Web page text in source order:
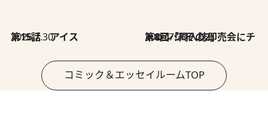
2026.7.30
第15話 アイス 2026.7.30
第8回「同人誌即売会にチャレンジ その2」
コミック＆エッセイルームTOP